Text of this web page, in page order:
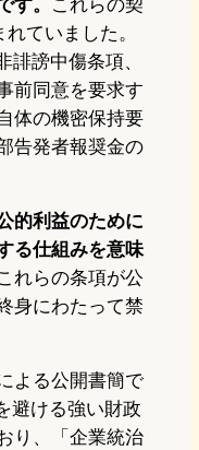
す。 これらの契
ていました。
誹謗中傷条項、
前同意を要求す
体の機密保持要
告発者報奨金の
的利益のために
る仕組みを意味
れらの条項が公
身にわたって禁
よる公開書簡で
避ける強い財政
り、「企業統治